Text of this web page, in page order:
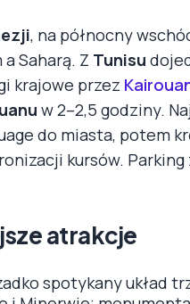
, na północny
Saharą. Z Tunisu
krajowe przez
w 2–2,5 godziny.
do miasta, potem
kursów.
atrakcje
spotykany układ